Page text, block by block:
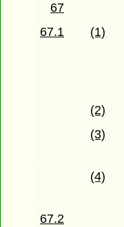
67
67.1
(1)
(2)
(3)
(4)
67.2